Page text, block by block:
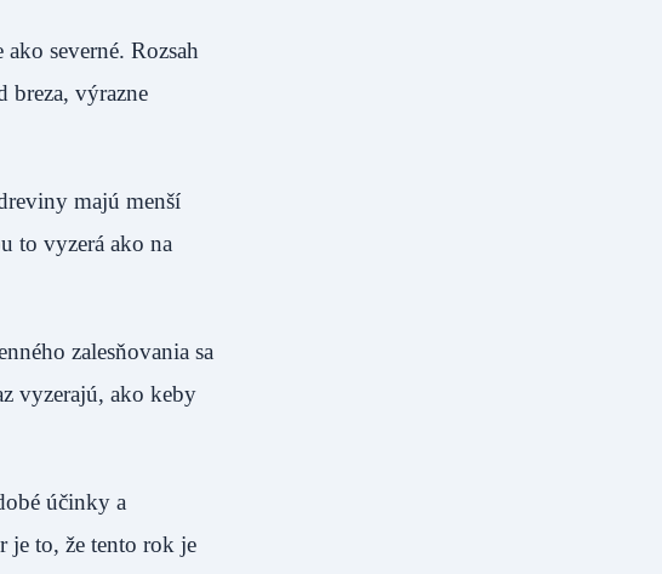
severné. Rozsah
breza, výrazne
majú menší
to vyzerá ako na
zalesňovania sa
vyzerajú, ako keby
účinky a
je to, že tento rok je